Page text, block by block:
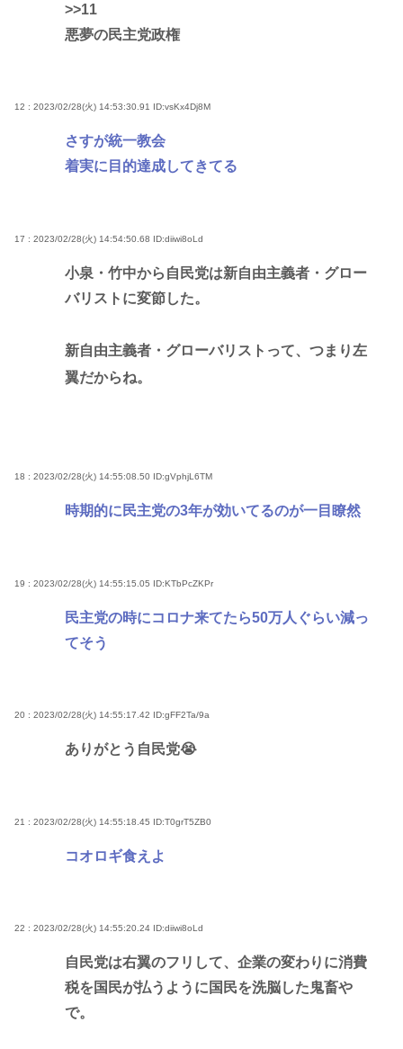
>>11
悪夢の民主党政権
12 : 2023/02/28(火) 14:53:30.91 ID:vsKx4Dj8M
さすが統一教会
着実に目的達成してきてる
17 : 2023/02/28(火) 14:54:50.68 ID:diiwi8oLd
小泉・竹中から自民党は新自由主義者・グロー
バリストに変節した。
新自由主義者・グローバリストって、つまり左
翼だからね。
18 : 2023/02/28(火) 14:55:08.50 ID:gVphjL6TM
時期的に民主党の3年が効いてるのが一目瞭然
19 : 2023/02/28(火) 14:55:15.05 ID:KTbPcZKPr
民主党の時にコロナ来てたら50万人ぐらい減っ
てそう
20 : 2023/02/28(火) 14:55:17.42 ID:gFF2Ta/9a
ありがとう自民党😭
21 : 2023/02/28(火) 14:55:18.45 ID:T0grT5ZB0
コオロギ食えよ
22 : 2023/02/28(火) 14:55:20.24 ID:diiwi8oLd
自民党は右翼のフリして、企業の変わりに消費
税を国民が払うように国民を洗脳した鬼畜や
で。